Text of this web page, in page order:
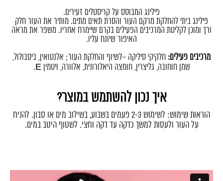
פילינג המבוסס על קריסטלים זעירים.
פילינג ביתי להחלקת מרקם העור והסרת תאים מתים. מותיר את העור חלק
ורך ומוכן לקליטת המרכיבים הפעילים בקרם שיימרח אחריו. משפר את מראה
האיפור שיונח עליו.
מרכיבים פעילים: חלקיקי סיליקה –לשיוף והחלקת העור; אלנטואין, ביסבולול,
שמן חוחובה, גליצרין, חומצה היאלורונית, אלוורה, ויטמין E.
איך נכון להשתמש במוצר?
הוראות שימוש: לשימוש 2-3 פעמים בשבוע, בשילוב מים או סבון. להניח
על העור ולעסות למשך כדקה עד דקה וחצי. לשטוף היטב במים.